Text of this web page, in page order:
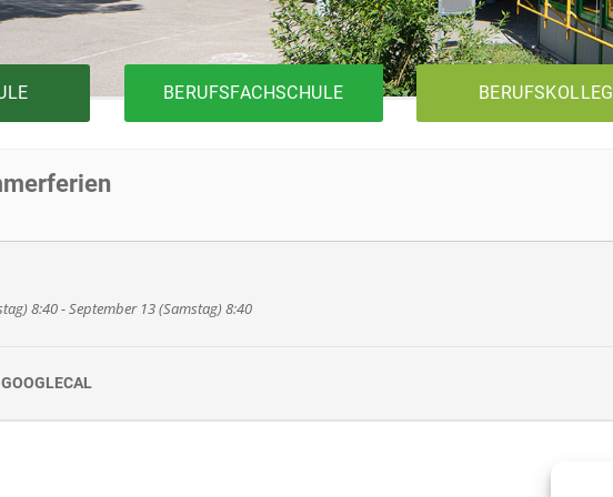
BERUFSFACHSCHULE
Holztechnik
BERUFSKOLLEG
8:40 - September 13 (Samstag) 8:40
GOOGLECAL